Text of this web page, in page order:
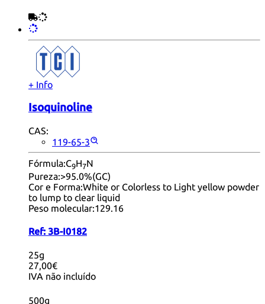
+ Info
Isoquinoline
CAS:
119-65-3
Fórmula:C9H7N
Pureza:>95.0%(GC)
Cor e Forma:White or Colorless to Light yellow powder
to lump to clear liquid
Peso molecular:129.16
Ref: 3B-I0182
25g
27,00€
IVA não incluído
500g